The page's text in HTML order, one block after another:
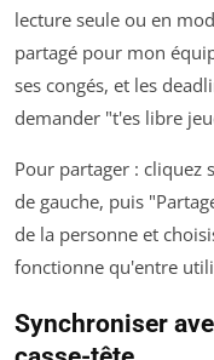
lecture seule ou en
partagé pour mon
ses congés, et les
demander "t'es libre
Pour partager : cliquez
de gauche, puis
de la personne et
fonctionne qu'entre
Synchroniser